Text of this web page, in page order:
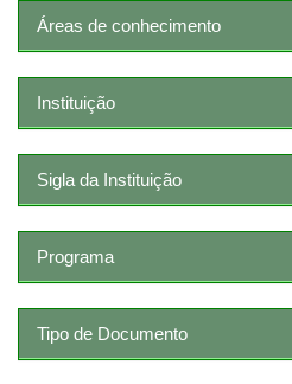
Áreas de conhecimento
Instituição
Sigla da Instituição
Programa
Tipo de Documento